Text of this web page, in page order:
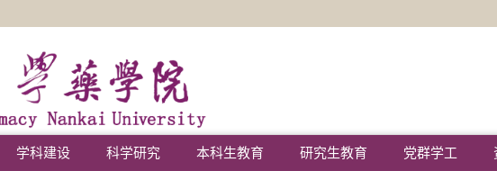
学科建设 科学研究 本科生教育 研究生教育 党群学工